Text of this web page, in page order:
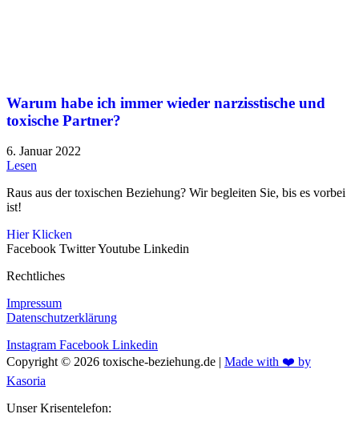
Warum habe ich immer wieder narzisstische und
toxische Partner?
6. Januar 2022
Lesen
Raus aus der toxischen Beziehung? Wir begleiten Sie, bis es vorbei
ist!
Hier Klicken
Facebook TwitterYoutube Linkedin
Rechtliches
Impressum
Datenschutzerklärung
Instagram Facebook Linkedin
Copyright © 2026 toxische-beziehung.de | Made with ❤️ by
Kasoria
Unser Krisentelefon: